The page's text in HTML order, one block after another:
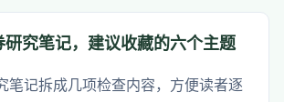
研究笔记，建议收藏的六个主题
笔记拆成几项检查内容，方便读者逐